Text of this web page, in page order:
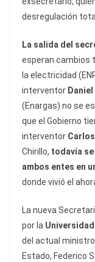
desregulación
La salida del
esperan cambios
la electricidad
interventor
(Enargas) no se
que el Gobierno
interventor
Chirillo, todavía
ambos entes en
donde vivió el
La nueva
por la
del actual
Estado, Federico